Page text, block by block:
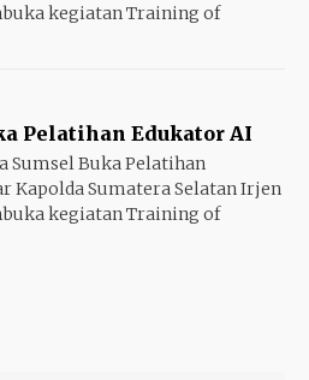
kegiatan Training of
Pelatihan Edukator AI
Sumsel Buka Pelatihan
Kapolda Sumatera Selatan Irjen
kegiatan Training of